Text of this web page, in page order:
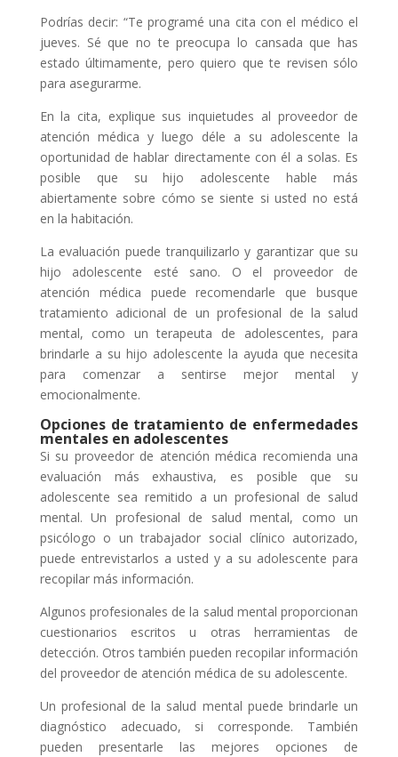
Podrías decir: “Te programé una cita con el médico el
jueves. Sé que no te preocupa lo cansada que has
estado últimamente, pero quiero que te revisen sólo
para asegurarme.
En la cita, explique sus inquietudes al proveedor de
atención médica y luego déle a su adolescente la
oportunidad de hablar directamente con él a solas. Es
posible que su hijo adolescente hable más
abiertamente sobre cómo se siente si usted no está
en la habitación.
La evaluación puede tranquilizarlo y garantizar que su
hijo adolescente esté sano. O el proveedor de
atención médica puede recomendarle que busque
tratamiento adicional de un profesional de la salud
mental, como un terapeuta de adolescentes, para
brindarle a su hijo adolescente la ayuda que necesita
para comenzar a sentirse mejor mental y
emocionalmente.
Opciones de tratamiento de enfermedades
mentales en adolescentes
Si su proveedor de atención médica recomienda una
evaluación más exhaustiva, es posible que su
adolescente sea remitido a un profesional de salud
mental. Un profesional de salud mental, como un
psicólogo o un trabajador social clínico autorizado,
puede entrevistarlos a usted y a su adolescente para
recopilar más información.
Algunos profesionales de la salud mental proporcionan
cuestionarios escritos u otras herramientas de
detección. Otros también pueden recopilar información
del proveedor de atención médica de su adolescente.
Un profesional de la salud mental puede brindarle un
diagnóstico adecuado, si corresponde. También
pueden presentarle las mejores opciones de